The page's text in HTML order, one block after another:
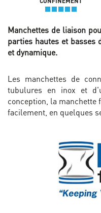
Manchettes de liaison
parties hautes et basses
et dynamique.
Les manchettes de
tubulures en inox et
conception, la
facilement, en quelques